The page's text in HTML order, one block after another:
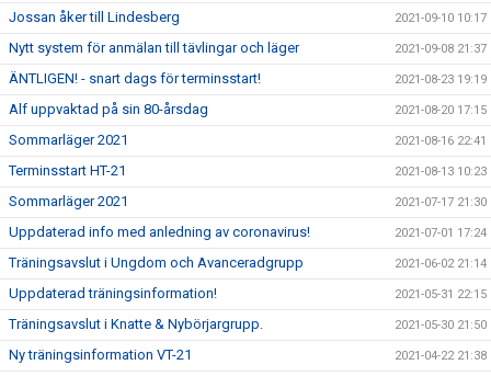
Jossan åker till Lindesberg 2021-09-10 10:17
Nytt system för anmälan till tävlingar och läger 2021-09-08 21:37
ÄNTLIGEN! - snart dags för terminsstart! 2021-08-23 19:19
Alf uppvaktad på sin 80-årsdag 2021-08-20 17:15
Sommarläger 2021 2021-08-16 22:41
Terminsstart HT-21 2021-08-13 10:23
Sommarläger 2021 2021-07-17 21:30
Uppdaterad info med anledning av coronavirus! 2021-07-01 17:24
Träningsavslut i Ungdom och Avanceradgrupp 2021-06-02 21:14
Uppdaterad träningsinformation! 2021-05-31 22:15
Träningsavslut i Knatte & Nybörjargrupp. 2021-05-30 21:50
Ny träningsinformation VT-21 2021-04-22 21:38